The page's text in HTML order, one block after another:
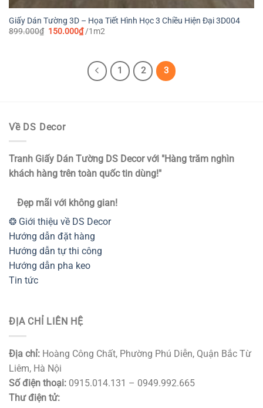
Giấy Dán Tường 3D – Họa Tiết Hình Học 3 Chiều Hiện Đại 3D004
899.000₫ Giá
150.000₫Giá
hiện
150.000₫.
/1m2
1 2 3
Về DS Decor
Tranh Giấy Dán Tường DS Decor với "Hàng trăm nghìn
khách hàng trên toàn quốc tin dùng!"
Đẹp mãi với không gian!
❂ Giới thiệu về DS Decor
Hướng dẫn đặt hàng
Hướng dẫn tự thi công
Hướng dẫn pha keo
Tin tức
ĐỊA CHỈ LIÊN HỆ
Địa chỉ: Hoàng Công Chất, Phường Phú Diễn, Quận Bắc Từ
Liêm, Hà Nội
Số điện thoại: 0915.014.131 – 0949.992.665
Thư điện tử: